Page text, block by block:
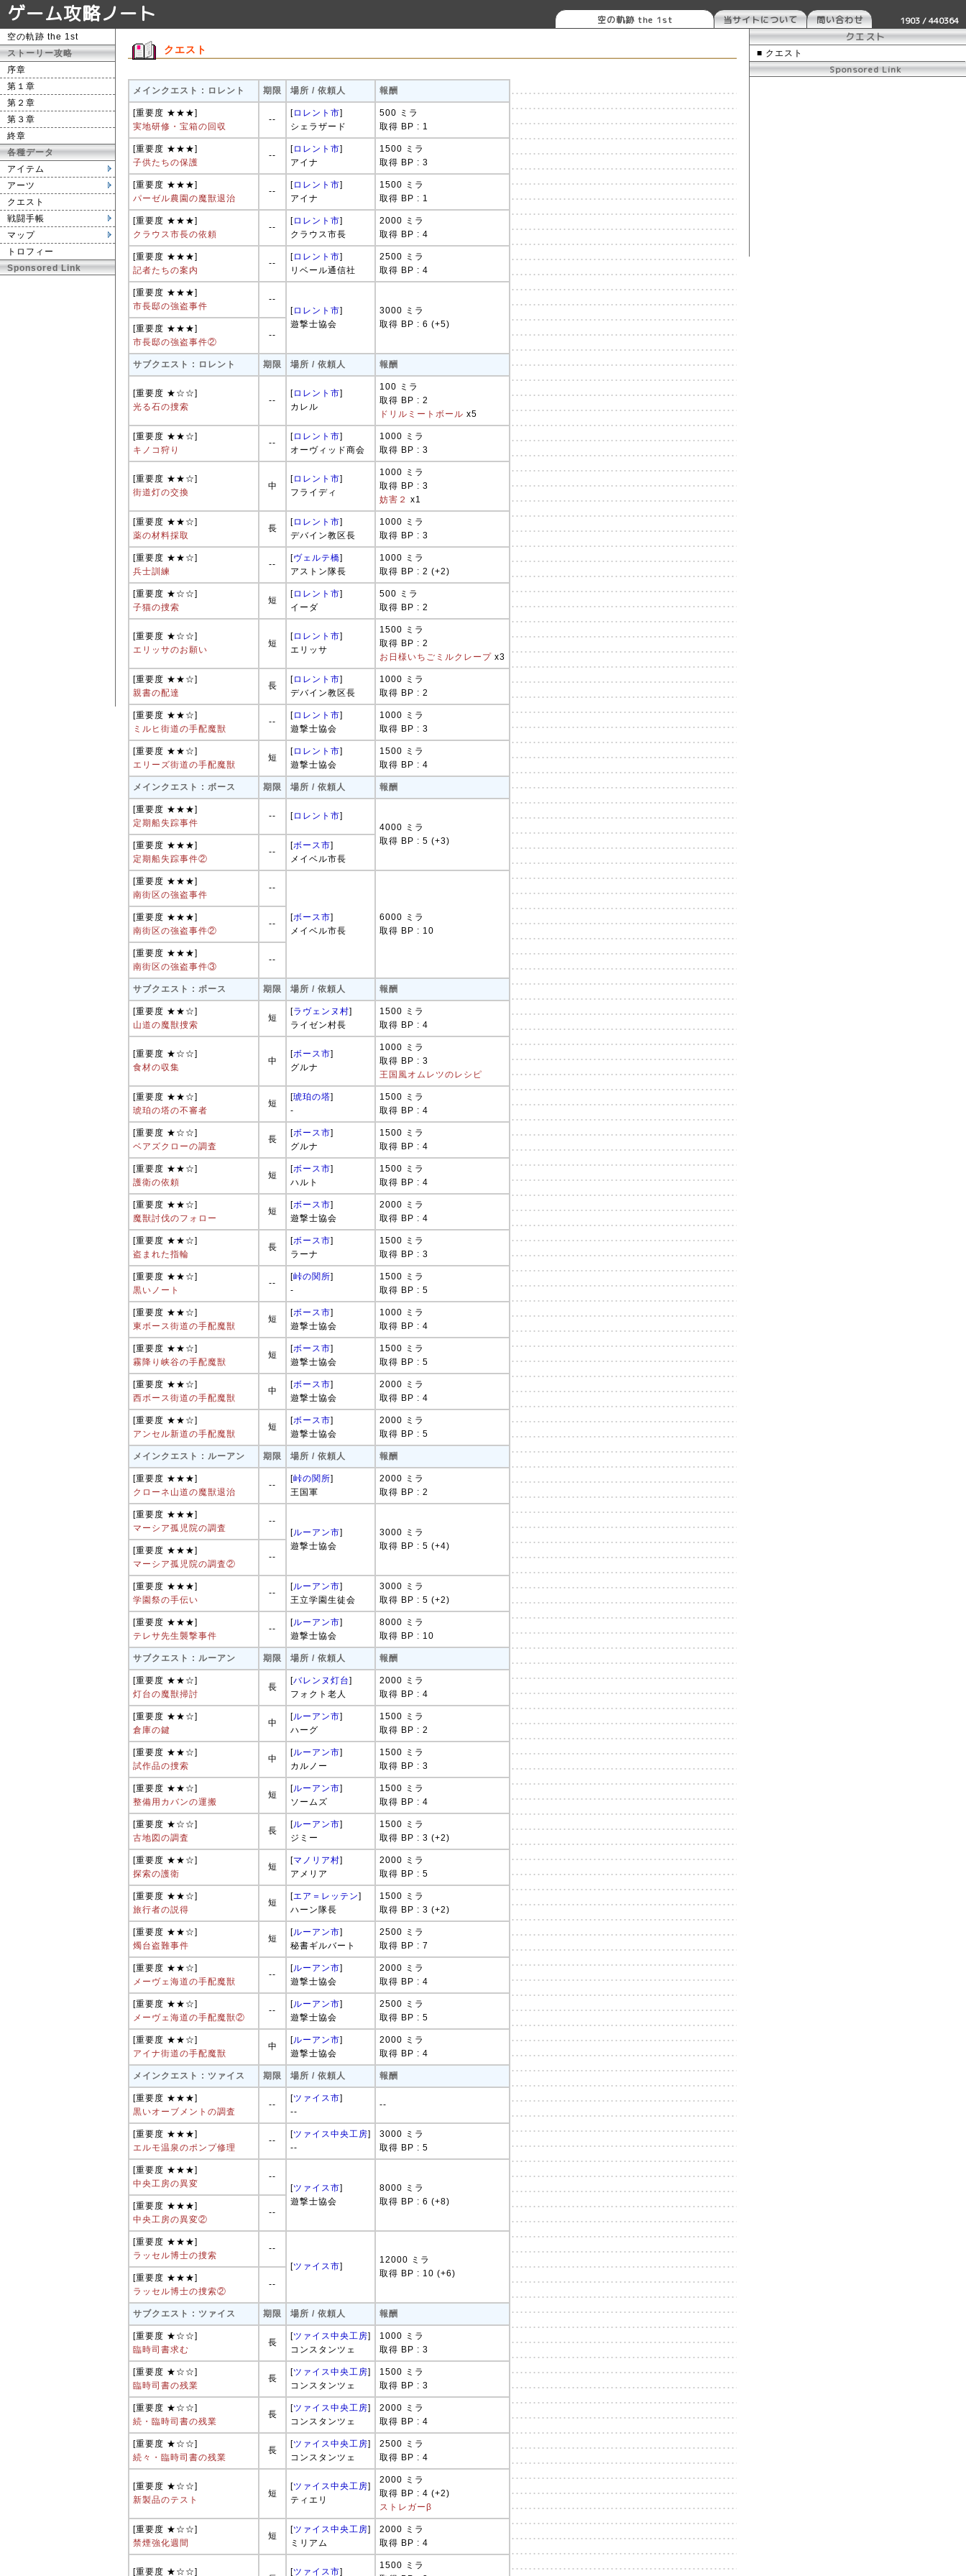
ゲーム攻略ノート 1903 / 440364
空の軌跡 the 1st 当サイトについて 問い合わせ
空の軌跡 the 1st
ストーリー攻略
序章
第１章
第２章
第３章
終章
各種データ
アイテム
アーツ
クエスト
戦闘手帳
マップ
トロフィー
Sponsored Link
クエスト
メインクエスト : ロレント 期限 場所 / 依頼人 報酬
[重要度 ★★★]
実地研修・宝箱の回収
--
[ロレント市]
シェラザード
500 ミラ
取得 BP : 1
[重要度 ★★★]
子供たちの保護
--
[ロレント市]
アイナ
1500 ミラ
取得 BP : 3
[重要度 ★★★]
パーゼル農園の魔獣退治
--
[ロレント市]
アイナ
1500 ミラ
取得 BP : 1
[重要度 ★★★]
クラウス市長の依頼
--
[ロレント市]
クラウス市長
2000 ミラ
取得 BP : 4
[重要度 ★★★]
記者たちの案内
--
[ロレント市]
リベール通信社
2500 ミラ
取得 BP : 4
[重要度 ★★★]
市長邸の強盗事件
--
[ロレント市]
遊撃士協会
3000 ミラ
取得 BP : 6 (+5)
[重要度 ★★★]
市長邸の強盗事件②
--
サブクエスト : ロレント 期限 場所 / 依頼人 報酬
[重要度 ★☆☆]
光る石の捜索
--
[ロレント市]
カレル
100 ミラ
取得 BP : 2
ドリルミートボール x5
[重要度 ★★☆]
キノコ狩り
--
[ロレント市]
オーヴィッド商会
1000 ミラ
取得 BP : 3
[重要度 ★★☆]
街道灯の交換
中
[ロレント市]
フライディ
1000 ミラ
取得 BP : 3
妨害２ x1
[重要度 ★★☆]
薬の材料採取
長
[ロレント市]
デバイン教区長
1000 ミラ
取得 BP : 3
[重要度 ★★☆]
兵士訓練
--
[ヴェルテ橋]
アストン隊長
1000 ミラ
取得 BP : 2 (+2)
[重要度 ★☆☆]
子猫の捜索
短
[ロレント市]
イーダ
500 ミラ
取得 BP : 2
[重要度 ★☆☆]
エリッサのお願い
短
[ロレント市]
エリッサ
1500 ミラ
取得 BP : 2
お日様いちごミルクレープ x3
[重要度 ★★☆]
親書の配達
長
[ロレント市]
デバイン教区長
1000 ミラ
取得 BP : 2
[重要度 ★★☆]
ミルヒ街道の手配魔獣
--
[ロレント市]
遊撃士協会
1000 ミラ
取得 BP : 3
[重要度 ★★☆]
エリーズ街道の手配魔獣
短
[ロレント市]
遊撃士協会
1500 ミラ
取得 BP : 4
メインクエスト : ボース 期限 場所 / 依頼人 報酬
[重要度 ★★★]
定期船失踪事件
-- [ロレント市]
4000 ミラ
取得 BP : 5 (+3)
[重要度 ★★★]
定期船失踪事件②
--
[ボース市]
メイベル市長
[重要度 ★★★]
南街区の強盗事件
--
[ボース市]
メイベル市長
6000 ミラ
取得 BP : 10
[重要度 ★★★]
南街区の強盗事件②
--
[重要度 ★★★]
南街区の強盗事件③
--
サブクエスト : ボース 期限 場所 / 依頼人 報酬
[重要度 ★★☆]
山道の魔獣捜索
短
[ラヴェンヌ村]
ライゼン村長
1500 ミラ
取得 BP : 4
[重要度 ★☆☆]
食材の収集
中
[ボース市]
グルナ
1000 ミラ
取得 BP : 3
王国風オムレツのレシピ
[重要度 ★★☆]
琥珀の塔の不審者
短
[琥珀の塔]
-
1500 ミラ
取得 BP : 4
[重要度 ★☆☆]
ベアズクローの調査
長
[ボース市]
グルナ
1500 ミラ
取得 BP : 4
[重要度 ★★☆]
護衛の依頼
短
[ボース市]
ハルト
1500 ミラ
取得 BP : 4
[重要度 ★★☆]
魔獣討伐のフォロー
短
[ボース市]
遊撃士協会
2000 ミラ
取得 BP : 4
[重要度 ★★☆]
盗まれた指輪
長
[ボース市]
ラーナ
1500 ミラ
取得 BP : 3
[重要度 ★★☆]
黒いノート
--
[峠の関所]
-
1500 ミラ
取得 BP : 5
[重要度 ★★☆]
東ボース街道の手配魔獣
短
[ボース市]
遊撃士協会
1000 ミラ
取得 BP : 4
[重要度 ★★☆]
霧降り峡谷の手配魔獣
短
[ボース市]
遊撃士協会
1500 ミラ
取得 BP : 5
[重要度 ★★☆]
西ボース街道の手配魔獣
中
[ボース市]
遊撃士協会
2000 ミラ
取得 BP : 4
[重要度 ★★☆]
アンセル新道の手配魔獣
短
[ボース市]
遊撃士協会
2000 ミラ
取得 BP : 5
メインクエスト : ルーアン 期限 場所 / 依頼人 報酬
[重要度 ★★★]
クローネ山道の魔獣退治
--
[峠の関所]
王国軍
2000 ミラ
取得 BP : 2
[重要度 ★★★]
マーシア孤児院の調査
--
[ルーアン市]
遊撃士協会
3000 ミラ
取得 BP : 5 (+4)
[重要度 ★★★]
マーシア孤児院の調査②
--
[重要度 ★★★]
学園祭の手伝い
--
[ルーアン市]
王立学園生徒会
3000 ミラ
取得 BP : 5 (+2)
[重要度 ★★★]
テレサ先生襲撃事件
--
[ルーアン市]
遊撃士協会
8000 ミラ
取得 BP : 10
サブクエスト : ルーアン 期限 場所 / 依頼人 報酬
[重要度 ★★☆]
灯台の魔獣掃討
長
[バレンヌ灯台]
フォクト老人
2000 ミラ
取得 BP : 4
[重要度 ★★☆]
倉庫の鍵
中
[ルーアン市]
ハーグ
1500 ミラ
取得 BP : 2
[重要度 ★★☆]
試作品の捜索
中
[ルーアン市]
カルノー
1500 ミラ
取得 BP : 3
[重要度 ★★☆]
整備用カバンの運搬
短
[ルーアン市]
ソームズ
1500 ミラ
取得 BP : 4
[重要度 ★☆☆]
古地図の調査
長
[ルーアン市]
ジミー
1500 ミラ
取得 BP : 3 (+2)
[重要度 ★★☆]
探索の護衛
短
[マノリア村]
アメリア
2000 ミラ
取得 BP : 5
[重要度 ★★☆]
旅行者の説得
短
[エア＝レッテン]
ハーン隊長
1500 ミラ
取得 BP : 3 (+2)
[重要度 ★★☆]
燭台盗難事件
短
[ルーアン市]
秘書ギルバート
2500 ミラ
取得 BP : 7
[重要度 ★★☆]
メーヴェ海道の手配魔獣
--
[ルーアン市]
遊撃士協会
2000 ミラ
取得 BP : 4
[重要度 ★★☆]
メーヴェ海道の手配魔獣②
--
[ルーアン市]
遊撃士協会
2500 ミラ
取得 BP : 5
[重要度 ★★☆]
アイナ街道の手配魔獣
中
[ルーアン市]
遊撃士協会
2000 ミラ
取得 BP : 4
メインクエスト : ツァイス 期限 場所 / 依頼人 報酬
[重要度 ★★★]
黒いオーブメントの調査
--
[ツァイス市]
--
--
[重要度 ★★★]
エルモ温泉のポンプ修理
--
[ツァイス中央工房]
--
3000 ミラ
取得 BP : 5
[重要度 ★★★]
中央工房の異変
--
[ツァイス市]
遊撃士協会
8000 ミラ
取得 BP : 6 (+8)
[重要度 ★★★]
中央工房の異変②
--
[重要度 ★★★]
ラッセル博士の捜索
--
[ツァイス市]
12000 ミラ
取得 BP : 10 (+6)
[重要度 ★★★]
ラッセル博士の捜索②
--
サブクエスト : ツァイス 期限 場所 / 依頼人 報酬
[重要度 ★☆☆]
臨時司書求む
長
[ツァイス中央工房]
コンスタンツェ
1000 ミラ
取得 BP : 3
[重要度 ★☆☆]
臨時司書の残業
長
[ツァイス中央工房]
コンスタンツェ
1500 ミラ
取得 BP : 3
[重要度 ★☆☆]
続・臨時司書の残業
長
[ツァイス中央工房]
コンスタンツェ
2000 ミラ
取得 BP : 4
[重要度 ★☆☆]
続々・臨時司書の残業
長
[ツァイス中央工房]
コンスタンツェ
2500 ミラ
取得 BP : 4
[重要度 ★☆☆]
新製品のテスト
短
[ツァイス中央工房]
ティエリ
2000 ミラ
取得 BP : 4 (+2)
ストレガーβ
[重要度 ★☆☆]
禁煙強化週間
短
[ツァイス中央工房]
ミリアム
2000 ミラ
取得 BP : 4
[重要度 ★☆☆] [ツァイス市]
1500 ミラ
クエスト
■ クエスト
Sponsored Link